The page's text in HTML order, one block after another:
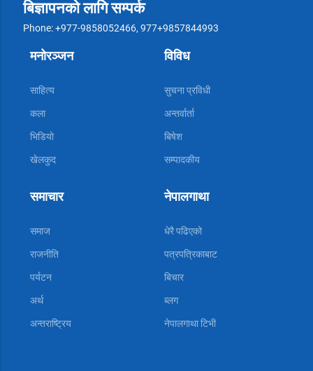
बिज्ञापनको लागि सम्पर्क
Phone: +977-9858052466, 977+9857844993
विविध
सुचना प्रविधी
अन्तर्वार्ता
बिषेश
सम्पादकीय
मनोरञ्जन
साहित्य
कला
भिडियो
खेलकुद
नेपालगाथा
धेरै पढिएको
पत्रपत्रिकाबाट
बिचार
ब्लग
नेपालगाथा टिभी
समाचार
समाज
राजनीति
पर्यटन
अर्थ
अन्तराष्ट्रिय